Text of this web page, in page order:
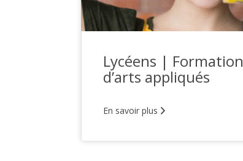
Lycéens | Formation
d’arts appliqués
En savoir plus